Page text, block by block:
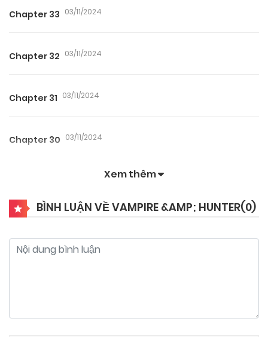
Chapter 33 03/11/2024
Chapter 32 03/11/2024
Chapter 31 03/11/2024
Chapter 30 03/11/2024
Xem thêm
BÌNH LUẬN VỀ VAMPIRE &AMP; HUNTER(0)